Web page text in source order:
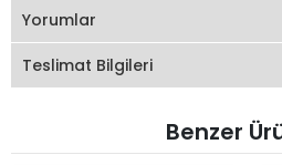
Yorumlar
Teslimat Bilgileri
Benzer